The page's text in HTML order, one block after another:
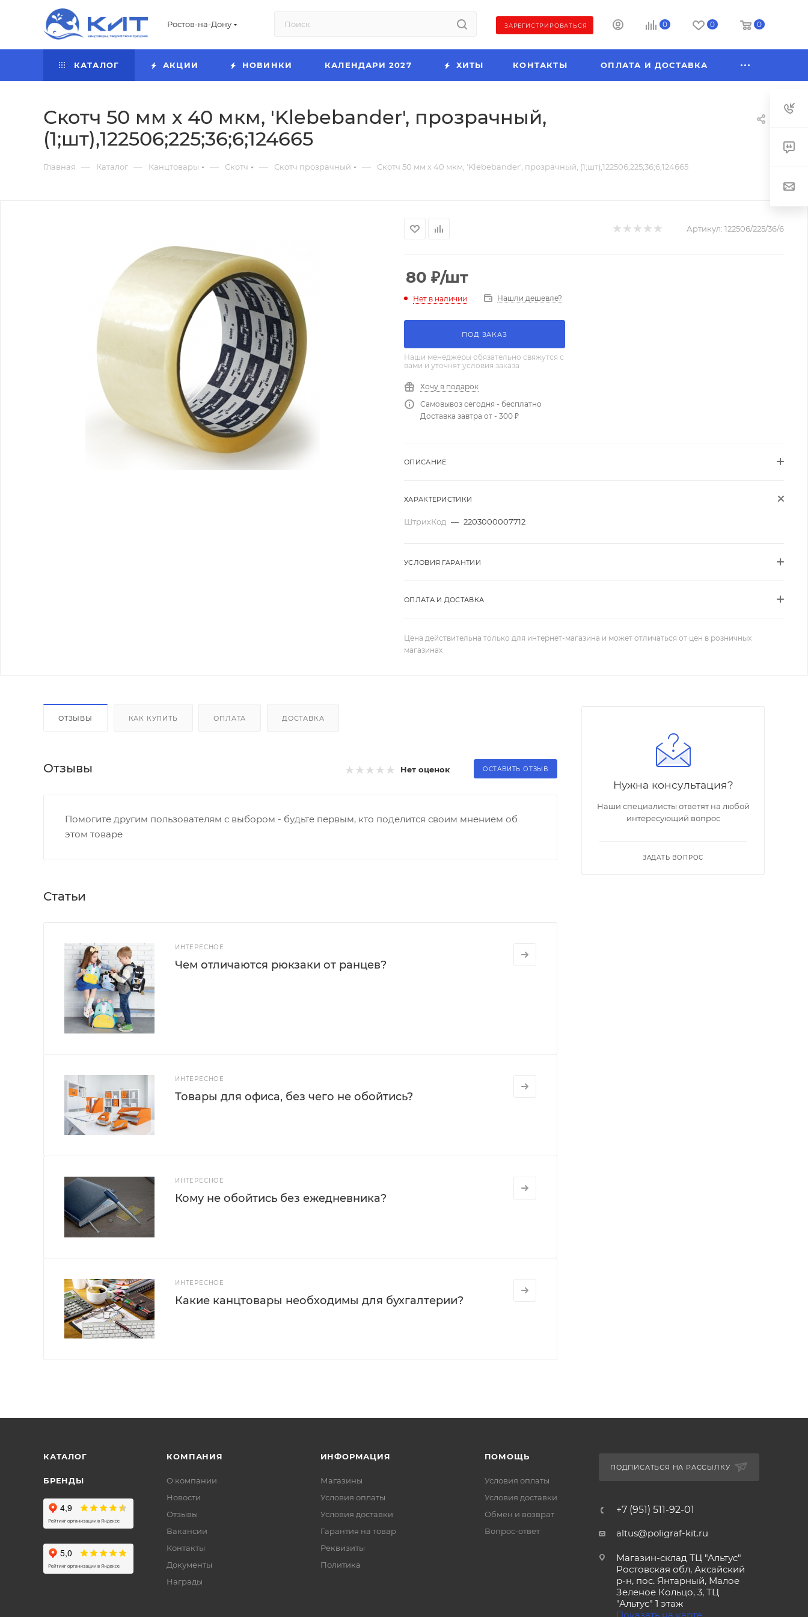
Ростов-на-Дону ЗАРЕГИСТРИРОВАТЬСЯ 0 0 0
КАТАЛОГ АКЦИИ НОВИНКИ КАЛЕНДАРИ 2027 ХИТЫ КОНТАКТЫ ОПЛАТА И ДОСТАВКА
Скотч 50 мм х 40 мкм, 'Klebebander', прозрачный,
(1;шт),122506;225;36;6;124665
Главная — Каталог — Канцтовары — Скотч — Скотч прозрачный — Скотч 50 мм х 40 мкм, 'Klebebander', прозрачный, (1;шт),122506;225;36;6;124665
Артикул: 122506/225/36/6
80 ₽/шт
Нет в наличии Нашли дешевле?
ПОД ЗАКАЗ
Наши менеджеры обязательно свяжутся с
вами и уточнят условия заказа
Хочу в подарок
Самовывоз сегодня - бесплатно
Доставка завтра от - 300 ₽
ОПИСАНИЕ
ХАРАКТЕРИСТИКИ
ШтрихКод — 2203000007712
УСЛОВИЯ ГАРАНТИИ
ОПЛАТА И ДОСТАВКА
Цена действительна только для интернет-магазина и может отличаться от цен в розничных
магазинах
ОТЗЫВЫ КАК КУПИТЬ ОПЛАТА ДОСТАВКА
Отзывы Нет оценок ОСТАВИТЬ ОТЗЫВ
Помогите другим пользователям с выбором - будьте первым, кто поделится своим мнением об
этом товаре
Статьи
ИНТЕРЕСНОЕ
Чем отличаются рюкзаки от ранцев?
ИНТЕРЕСНОЕ
Товары для офиса, без чего не обойтись?
ИНТЕРЕСНОЕ
Кому не обойтись без ежедневника?
ИНТЕРЕСНОЕ
Какие канцтовары необходимы для бухгалтерии?
Нужна консультация?
Наши специалисты ответят на любой
интересующий вопрос
ЗАДАТЬ ВОПРОС
КАТАЛОГ
БРЕНДЫ
КОМПАНИЯ
О компании
Новости
Отзывы
Вакансии
Контакты
Документы
Награды
ИНФОРМАЦИЯ
Магазины
Условия оплаты
Условия доставки
Гарантия на товар
Реквизиты
Политика
ПОМОЩЬ
Условия оплаты
Условия доставки
Обмен и возврат
Вопрос-ответ
ПОДПИСАТЬСЯ НА РАССЫЛКУ
+7 (951) 511-92-01
altus@poligraf-kit.ru
Магазин-склад ТЦ "Альтус"
Ростовская обл, Аксайский
р-н, пос. Янтарный, Малое
Зеленое Кольцо, 3, ТЦ
"Альтус" 1 этаж
Показать на карте